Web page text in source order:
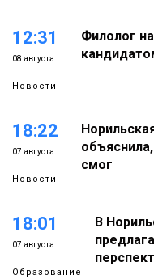
12:31
08 августа
Новости
Филолог
18:22
07 августа
Новости
смог
18:01
07 августа
Образование
В